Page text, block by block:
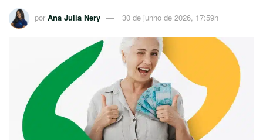
por Ana Julia Nery 30 de junho de 2026, 17:59h